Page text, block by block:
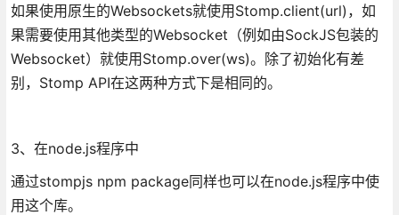
如果使用原生的Websockets就使用Stomp.client(url)，如
果需要使用其他类型的Websocket（例如由SockJS包装的
Websocket）就使用Stomp.over(ws)。除了初始化有差
别，Stomp API在这两种方式下是相同的。
3、在node.js程序中
通过stompjs npm package同样也可以在node.js程序中使
用这个库。